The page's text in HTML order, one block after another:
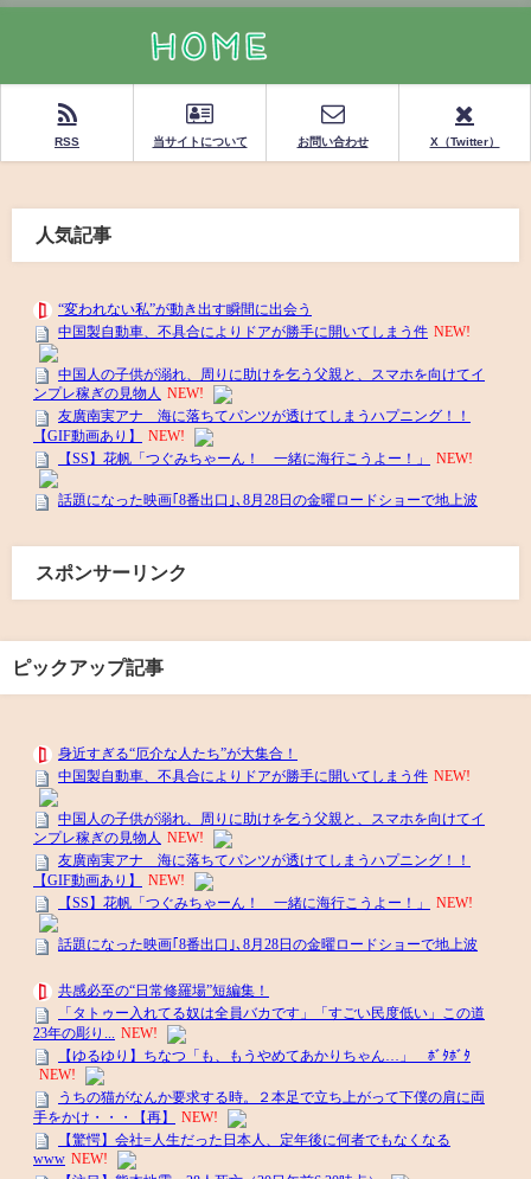
RSS 当サイトについて お問い合わせ X（Twitter）
人気記事
スポンサーリンク
ピックアップ記事